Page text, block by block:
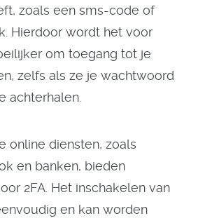
zoals een sms-code of
Hierdoor wordt het voor
om toegang tot je
zelfs als ze je wachtwoord
achterhalen.
online diensten, zoals
en banken, bieden
2FA. Het inschakelen van
en kan worden